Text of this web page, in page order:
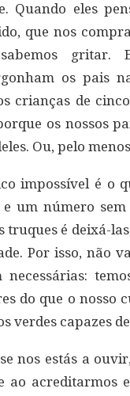
Quando eles
que nos
gritar.
os pais
crianças de
os nossos
Ou, pelo
impossível é o
e um número
truques é deixá-
Por isso, não
necessárias:
do que o nosso
verdes capazes
nos estás a
ao acreditarmos